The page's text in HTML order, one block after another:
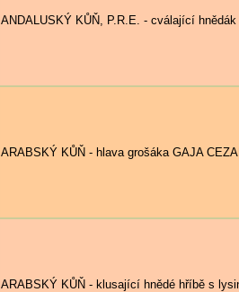
ANDALUSKÝ KŮŇ, P.R.E. - cválající
ARABSKÝ KŮŇ - hlava grošáka GAJA
ARABSKÝ KŮŇ - klusající hnědé hříbě s